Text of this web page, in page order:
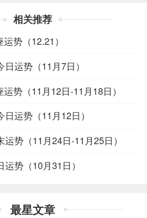
相关推荐
势（12.21）
运势（11月7日）
势（11月12日-11月18日）
运势（11月12日）
势（11月24日-11月25日）
势（10月31日）
最星文章